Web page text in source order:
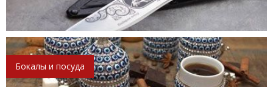
Бокалы и посуда